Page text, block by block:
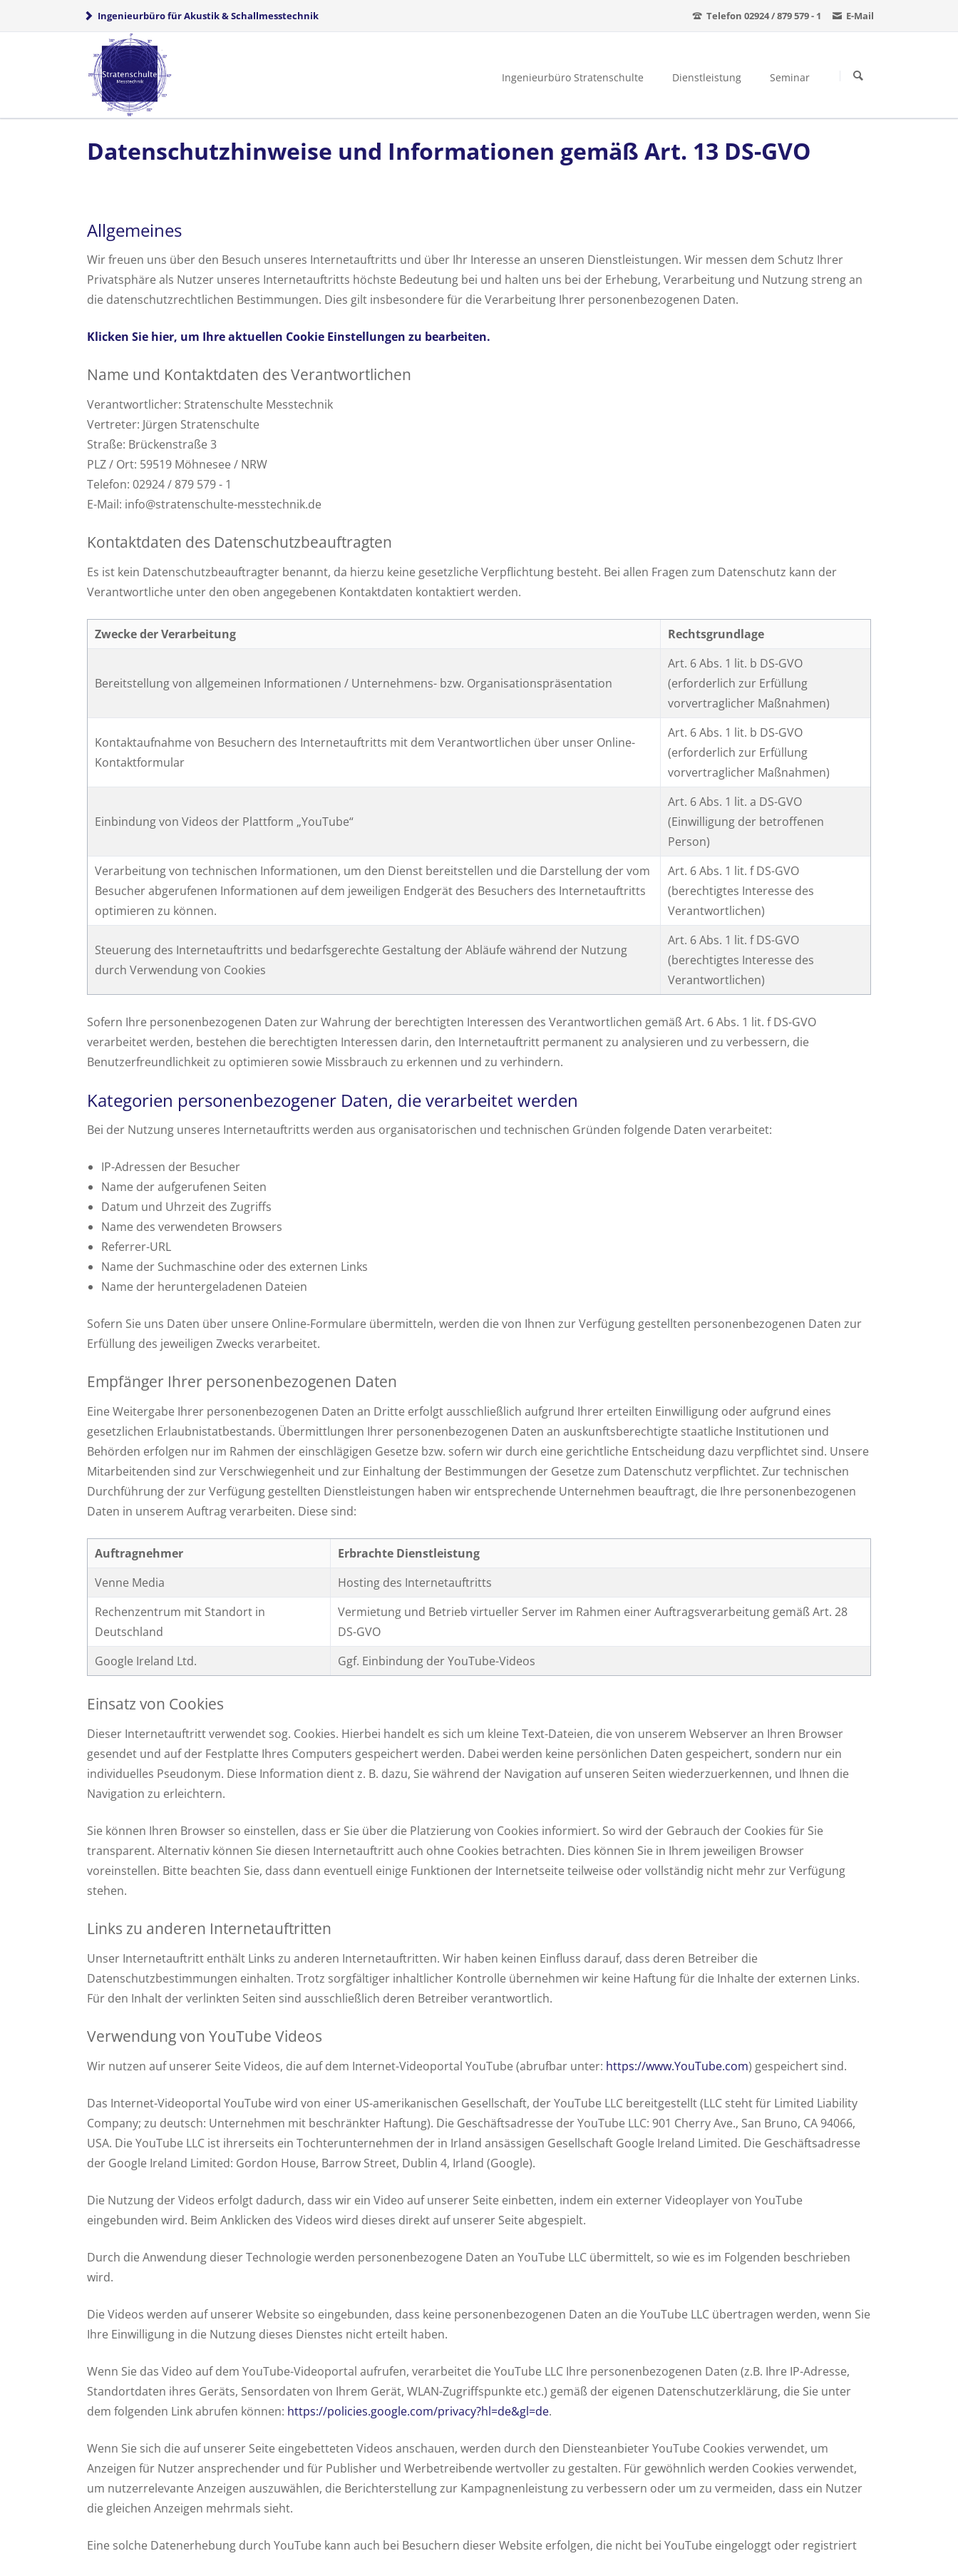
Ingenieurbüro für Akustik & Schallmesstechnik Telefon 02924 / 879 579 - 1 E-Mail
Ingenieurbüro Stratenschulte Dienstleistung
Vibrationsmessungen im Arbeitsschutz
Raumakustik
Seminar
Inhouse Seminar
Raumakustik messen
Datenschutzhinweise und Informationen gemäß Art. 13 DS-GVO
Allgemeines
Wir freuen uns über den Besuch unseres Internetauftritts und über Ihr Interesse an unseren Dienstleistungen. Wir messen dem Schutz Ihrer
Privatsphäre als Nutzer unseres Internetauftritts höchste Bedeutung bei und halten uns bei der Erhebung, Verarbeitung und Nutzung streng an
die datenschutzrechtlichen Bestimmungen. Dies gilt insbesondere für die Verarbeitung Ihrer personenbezogenen Daten.
Klicken Sie hier, um Ihre aktuellen Cookie Einstellungen zu bearbeiten.
Name und Kontaktdaten des Verantwortlichen
Verantwortlicher: Stratenschulte Messtechnik
Vertreter: Jürgen Stratenschulte
Straße: Brückenstraße 3
PLZ / Ort: 59519 Möhnesee / NRW
Telefon: 02924 / 879 579 - 1
E-Mail: info@stratenschulte-messtechnik.de
Kontaktdaten des Datenschutzbeauftragten
Es ist kein Datenschutzbeauftragter benannt, da hierzu keine gesetzliche Verpflichtung besteht. Bei allen Fragen zum Datenschutz kann der
Verantwortliche unter den oben angegebenen Kontaktdaten kontaktiert werden.
Zwecke der Verarbeitung Rechtsgrundlage
Bereitstellung von allgemeinen Informationen / Unternehmens- bzw. Organisationspräsentation
Art. 6 Abs. 1 lit. b DS-GVO
(erforderlich zur Erfüllung
vorvertraglicher Maßnahmen)
Kontaktaufnahme von Besuchern des Internetauftritts mit dem Verantwortlichen über unser Online-
Kontaktformular
Art. 6 Abs. 1 lit. b DS-GVO
(erforderlich zur Erfüllung
vorvertraglicher Maßnahmen)
Einbindung von Videos der Plattform „YouTube“
Art. 6 Abs. 1 lit. a DS-GVO
(Einwilligung der betroffenen
Person)
Verarbeitung von technischen Informationen, um den Dienst bereitstellen und die Darstellung der vom
Besucher abgerufenen Informationen auf dem jeweiligen Endgerät des Besuchers des Internetauftritts
optimieren zu können.
Art. 6 Abs. 1 lit. f DS-GVO
(berechtigtes Interesse des
Verantwortlichen)
Steuerung des Internetauftritts und bedarfsgerechte Gestaltung der Abläufe während der Nutzung
durch Verwendung von Cookies
Art. 6 Abs. 1 lit. f DS-GVO
(berechtigtes Interesse des
Verantwortlichen)
Sofern Ihre personenbezogenen Daten zur Wahrung der berechtigten Interessen des Verantwortlichen gemäß Art. 6 Abs. 1 lit. f DS-GVO
verarbeitet werden, bestehen die berechtigten Interessen darin, den Internetauftritt permanent zu analysieren und zu verbessern, die
Benutzerfreundlichkeit zu optimieren sowie Missbrauch zu erkennen und zu verhindern.
Kategorien personenbezogener Daten, die verarbeitet werden
Bei der Nutzung unseres Internetauftritts werden aus organisatorischen und technischen Gründen folgende Daten verarbeitet:
IP-Adressen der Besucher
Name der aufgerufenen Seiten
Datum und Uhrzeit des Zugriffs
Name des verwendeten Browsers
Referrer-URL
Name der Suchmaschine oder des externen Links
Name der heruntergeladenen Dateien
Sofern Sie uns Daten über unsere Online-Formulare übermitteln, werden die von Ihnen zur Verfügung gestellten personenbezogenen Daten zur
Erfüllung des jeweiligen Zwecks verarbeitet.
Empfänger Ihrer personenbezogenen Daten
Eine Weitergabe Ihrer personenbezogenen Daten an Dritte erfolgt ausschließlich aufgrund Ihrer erteilten Einwilligung oder aufgrund eines
gesetzlichen Erlaubnistatbestands. Übermittlungen Ihrer personenbezogenen Daten an auskunftsberechtigte staatliche Institutionen und
Behörden erfolgen nur im Rahmen der einschlägigen Gesetze bzw. sofern wir durch eine gerichtliche Entscheidung dazu verpflichtet sind. Unsere
Mitarbeitenden sind zur Verschwiegenheit und zur Einhaltung der Bestimmungen der Gesetze zum Datenschutz verpflichtet. Zur technischen
Durchführung der zur Verfügung gestellten Dienstleistungen haben wir entsprechende Unternehmen beauftragt, die Ihre personenbezogenen
Daten in unserem Auftrag verarbeiten. Diese sind:
Auftragnehmer
Erbrachte Dienstleistung
Venne Media
Hosting des Internetauftritts
Rechenzentrum mit Standort in
Deutschland
Vermietung und Betrieb virtueller Server im Rahmen einer Auftragsverarbeitung gemäß Art. 28
DS-GVO
Google Ireland Ltd.
Ggf. Einbindung der YouTube-Videos
Einsatz von Cookies
Dieser Internetauftritt verwendet sog. Cookies. Hierbei handelt es sich um kleine Text-Dateien, die von unserem Webserver an Ihren Browser
gesendet und auf der Festplatte Ihres Computers gespeichert werden. Dabei werden keine persönlichen Daten gespeichert, sondern nur ein
individuelles Pseudonym. Diese Information dient z. B. dazu, Sie während der Navigation auf unseren Seiten wiederzuerkennen, und Ihnen die
Navigation zu erleichtern.
Sie können Ihren Browser so einstellen, dass er Sie über die Platzierung von Cookies informiert. So wird der Gebrauch der Cookies für Sie
transparent. Alternativ können Sie diesen Internetauftritt auch ohne Cookies betrachten. Dies können Sie in Ihrem jeweiligen Browser
voreinstellen. Bitte beachten Sie, dass dann eventuell einige Funktionen der Internetseite teilweise oder vollständig nicht mehr zur Verfügung
stehen.
Links zu anderen Internetauftritten
Unser Internetauftritt enthält Links zu anderen Internetauftritten. Wir haben keinen Einfluss darauf, dass deren Betreiber die
Datenschutzbestimmungen einhalten. Trotz sorgfältiger inhaltlicher Kontrolle übernehmen wir keine Haftung für die Inhalte der externen Links.
Für den Inhalt der verlinkten Seiten sind ausschließlich deren Betreiber verantwortlich.
Verwendung von YouTube Videos
Wir nutzen auf unserer Seite Videos, die auf dem Internet-Videoportal YouTube (abrufbar unter: https://www.YouTube.com) gespeichert sind.
Das Internet-Videoportal YouTube wird von einer US-amerikanischen Gesellschaft, der YouTube LLC bereitgestellt (LLC steht für Limited Liability
Company; zu deutsch: Unternehmen mit beschränkter Haftung). Die Geschäftsadresse der YouTube LLC: 901 Cherry Ave., San Bruno, CA 94066,
USA. Die YouTube LLC ist ihrerseits ein Tochterunternehmen der in Irland ansässigen Gesellschaft Google Ireland Limited. Die Geschäftsadresse
der Google Ireland Limited: Gordon House, Barrow Street, Dublin 4, Irland (Google).
Die Nutzung der Videos erfolgt dadurch, dass wir ein Video auf unserer Seite einbetten, indem ein externer Videoplayer von YouTube
eingebunden wird. Beim Anklicken des Videos wird dieses direkt auf unserer Seite abgespielt.
Durch die Anwendung dieser Technologie werden personenbezogene Daten an YouTube LLC übermittelt, so wie es im Folgenden beschrieben
wird.
Die Videos werden auf unserer Website so eingebunden, dass keine personenbezogenen Daten an die YouTube LLC übertragen werden, wenn Sie
Ihre Einwilligung in die Nutzung dieses Dienstes nicht erteilt haben.
Wenn Sie das Video auf dem YouTube-Videoportal aufrufen, verarbeitet die YouTube LLC Ihre personenbezogenen Daten (z.B. Ihre IP-Adresse,
Standortdaten ihres Geräts, Sensordaten von Ihrem Gerät, WLAN-Zugriffspunkte etc.) gemäß der eigenen Datenschutzerklärung, die Sie unter
dem folgenden Link abrufen können: https://policies.google.com/privacy?hl=de&gl=de.
Wenn Sie sich die auf unserer Seite eingebetteten Videos anschauen, werden durch den Diensteanbieter YouTube Cookies verwendet, um
Anzeigen für Nutzer ansprechender und für Publisher und Werbetreibende wertvoller zu gestalten. Für gewöhnlich werden Cookies verwendet,
um nutzerrelevante Anzeigen auszuwählen, die Berichterstellung zur Kampagnenleistung zu verbessern oder um zu vermeiden, dass ein Nutzer
die gleichen Anzeigen mehrmals sieht.
Eine solche Datenerhebung durch YouTube kann auch bei Besuchern dieser Website erfolgen, die nicht bei YouTube eingeloggt oder registriert